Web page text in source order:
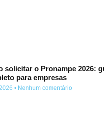
solicitar o Pronampe 2026:
para empresas
Nenhum comentário